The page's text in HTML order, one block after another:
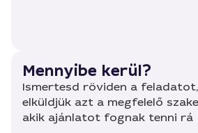
Mennyibe kerül?
Ismertesd röviden a
elküldjük azt a megfelelő
akik ajánlatot fognak tenni rá